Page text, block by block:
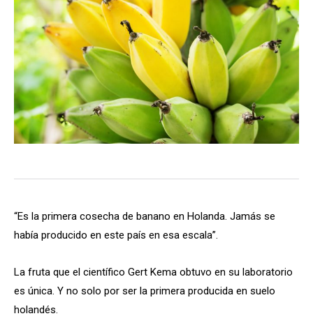
“Es la primera cosecha de banano en Holanda. Jamás se
había producido en este país en esa escala”.
La fruta que el científico Gert Kema obtuvo en su laboratorio
es única. Y no solo por ser la primera producida en suelo
holandés.